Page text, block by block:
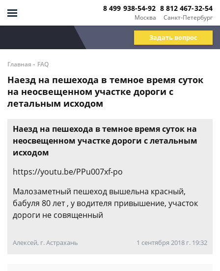
Москва
8 499 938-54-92
Санкт-Петербург
8 812 467-32-54
Задать вопрос
Главная - FAQ
Наезд на пешехода в темное время суток
на неосвещенном участке дороги с
летальным исходом
Наезд на пешехода в темное время суток на
неосвещенном участке дороги с летальным
исходом
https://youtu.be/PPu007xf-po
Малозаметный пешеход вышельна красный,
бабуля 80 лет , у водителя привышение, участок
дороги не совященный
Алексей, г. Астрахань 1 сентября 2018 г. 19:32